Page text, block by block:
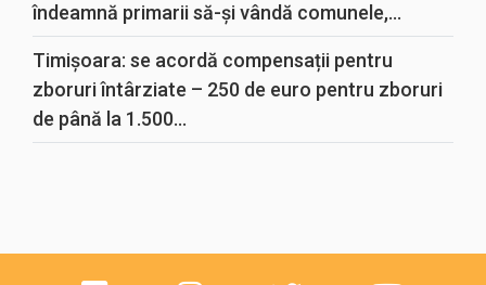
îndeamnă primarii să-și vândă comunele,...
Timișoara: se acordă compensații pentru
zboruri întârziate – 250 de euro pentru zboruri
de până la 1.500...